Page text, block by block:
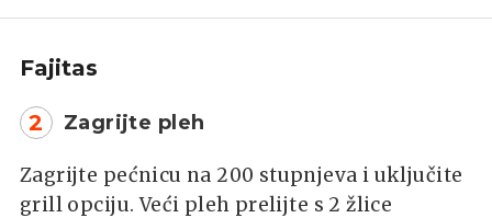
Fajitas
2 Zagrijte pleh
Zagrijte pećnicu na 200 stupnjeva i uključite
grill opciju. Veći pleh prelijte s 2 žlice